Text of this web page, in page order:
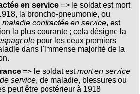
en service=> le soldat est mort
la broncho-pneumonie, ou
maladie contractée en service, est
la plus courante ; cela désigne la
pour les deux premiers
dans l'immense majorité de la
=> le soldat estmort en service
service, de maladie, blessures ou
peut être postérieur à 1918